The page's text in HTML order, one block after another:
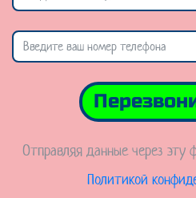
Отправляя данные через эту
Политикой